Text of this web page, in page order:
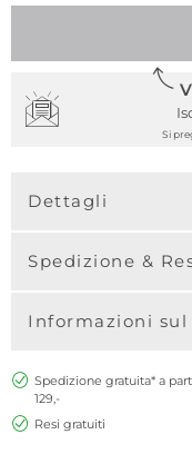
Si
Dettagli
Spedizione &
Informazioni
Spedizione gratuita* a
129,-
Resi gratuiti